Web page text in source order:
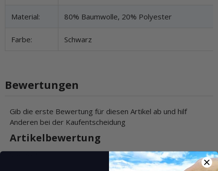
Material: 80% Baumwolle, 20% Polyester
Farbe: Schwarz
Bewertungen
Gib die erste Bewertung für diesen Artikel ab und hilf
Anderen bei der Kaufentscheidung
Artikelbewertung